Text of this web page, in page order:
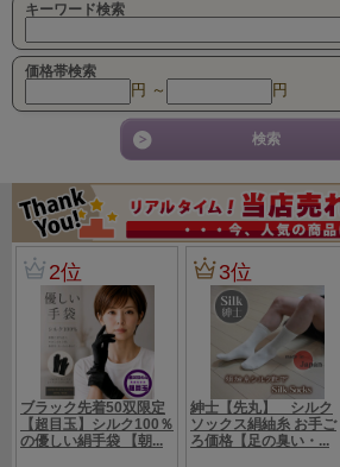
キーワード検索
価格帯検索
円 ～ 円